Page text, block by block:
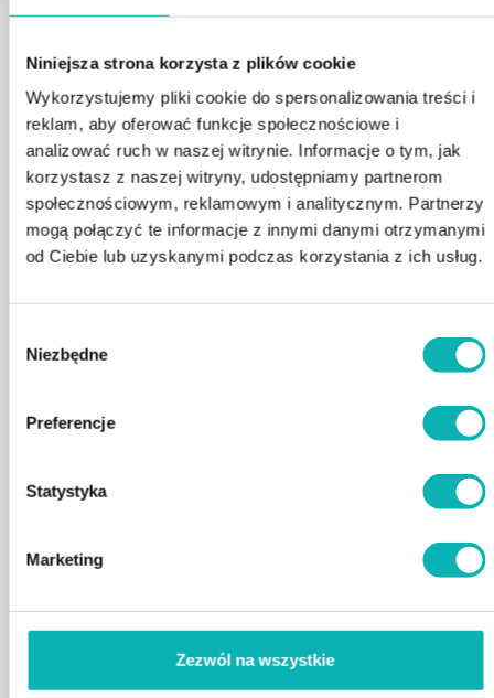
Niniejsza strona korzysta z plików cookie
Wykorzystujemy pliki cookie do spersonalizowania treści i
reklam, aby oferować funkcje społecznościowe i
analizować ruch w naszej witrynie. Informacje o tym, jak
korzystasz z naszej witryny, udostępniamy partnerom
społecznościowym, reklamowym i analitycznym. Partnerzy
mogą połączyć te informacje z innymi danymi otrzymanymi
od Ciebie lub uzyskanymi podczas korzystania z ich usług.
zgody
Niezbędne
Preferencje
Statystyka
Marketing
Zezwól na wszystkie
Wymiary: 190 x 190 x 90cm.
Oferta promocyjna limitowana
Najniższa cena z 30 dni : 21 900,00 zł
21900zł 26000zł -15.77%